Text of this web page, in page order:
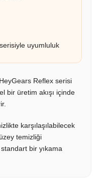
uyumluluk
Reflex serisi
bir üretim akışı içinde
karşılaşılabilecek
temizliği
standart bir yıkama